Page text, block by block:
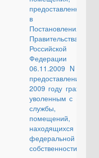
предоставленные им
в рамках
Постановления
Правительства
Российской
Федерации от
06.11.2009 N 903 "О
предоставлении в
2009 году гражданам,
уволенным с военной
службы, жилых
помещений,
находящихся в
федеральной
собственности"